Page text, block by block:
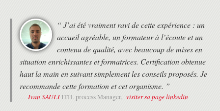
“ J’ai été vraiment ravi de cette expérience : un
accueil agréable, un formateur à l’écoute et un
contenu de qualité, avec beaucoup de mises en
situation enrichissantes et formatrices. Certification obtenue
haut la main en suivant simplement les conseils proposés. Je
recommande cette formation et cet organisme. ”
Ivan SAULIITIL process Manager, visiter sa page linkedin